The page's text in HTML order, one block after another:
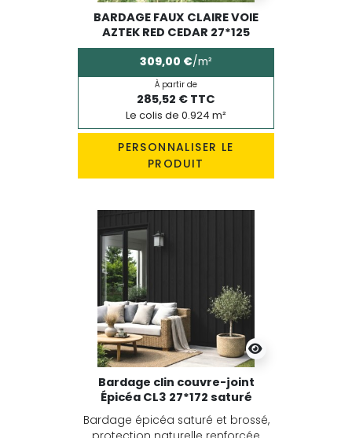
BARDAGE FAUX CLAIRE VOIE
AZTEK RED CEDAR 27*125
309,00 €/m²
À partir de
285,52 € TTC
Le colis de 0.924 m²
PERSONNALISER LE
PRODUIT
Bardage clin couvre-joint
Épicéa CL3 27*172 saturé
Bardage épicéa saturé et brossé,